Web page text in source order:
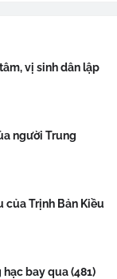
vị sinh dân lập
người Trung
của Trịnh Bản Kiều
bay qua (481)